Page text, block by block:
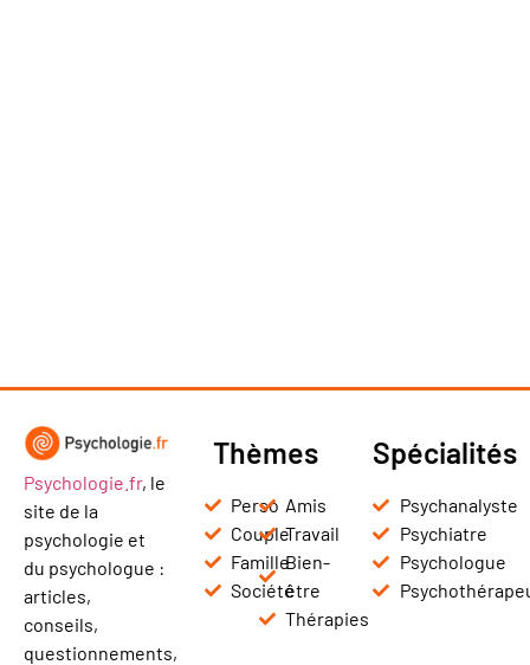
Psychologie.fr, le
site de la
psychologie et
du psychologue :
articles,
conseils,
questionnements,
Thèmes
Perso
Couple
Famille
Société
Amis
Travail
Bien-
être
Thérapies
Spécialités
Psychanalyste
Psychiatre
Psychologue